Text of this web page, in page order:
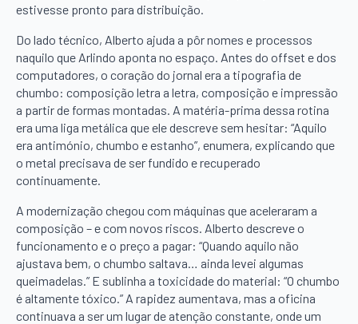
estivesse pronto para distribuição.
Do lado técnico, Alberto ajuda a pôr nomes e processos
naquilo que Arlindo aponta no espaço. Antes do offset e dos
computadores, o coração do jornal era a tipografia de
chumbo: composição letra a letra, composição e impressão
a partir de formas montadas. A matéria-prima dessa rotina
era uma liga metálica que ele descreve sem hesitar: “Aquilo
era antimónio, chumbo e estanho”, enumera, explicando que
o metal precisava de ser fundido e recuperado
continuamente.
A modernização chegou com máquinas que aceleraram a
composição – e com novos riscos. Alberto descreve o
funcionamento e o preço a pagar: “Quando aquilo não
ajustava bem, o chumbo saltava… ainda levei algumas
queimadelas.” E sublinha a toxicidade do material: “O chumbo
é altamente tóxico.” A rapidez aumentava, mas a oficina
continuava a ser um lugar de atenção constante, onde um